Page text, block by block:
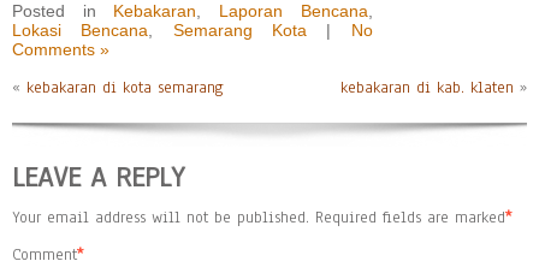
Posted in Kebakaran Laporan Bencana
Lokasi Bencana
Semarang Kota | No
Comments »
« kebakaran di kota semarang kebakaran di kab. klaten »
LEAVE A REPLY
Your email address will not be published. Required fields are marked*
Comment*